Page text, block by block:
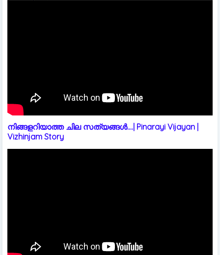
നിങ്ങളറിയാത്ത ചില സത്യങ്ങൾ....| Pinarayi Vijayan |
Vizhinjam Story